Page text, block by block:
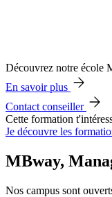
Découvrez notre école
En savoir plus
Contact conseiller
Cette formation
Je découvre les
MBway,
Nos campus sont